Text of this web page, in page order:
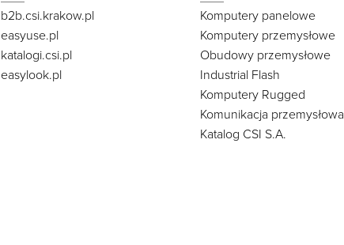
b2b.csi.krakow.pl
easyuse.pl
katalogi.csi.pl
easylook.pl
Komputery panelowe
Komputery przemysłowe
Obudowy przemysłowe
Industrial Flash
Komputery Rugged
Komunikacja przemysłowa
Katalog CSI S.A.